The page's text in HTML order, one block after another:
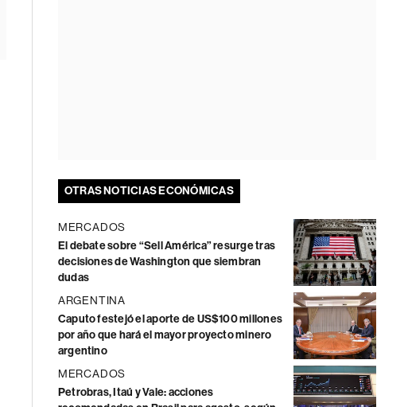
OTRAS NOTICIAS ECONÓMICAS
MERCADOS
El debate sobre “Sell América” resurge tras
decisiones de Washington que siembran
dudas
ARGENTINA
Caputo festejó el aporte de US$100 millones
por año que hará el mayor proyecto minero
argentino
MERCADOS
Petrobras, Itaú y Vale: acciones